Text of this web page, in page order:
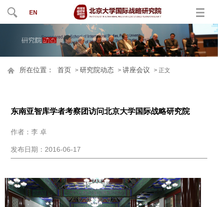
EN
所在位置： 首页 >研究院动态 >讲座会议 > 正文
东南亚智库学者考察团访问北京大学国际战略研究院
作者：李 卓
发布日期：2016-06-17